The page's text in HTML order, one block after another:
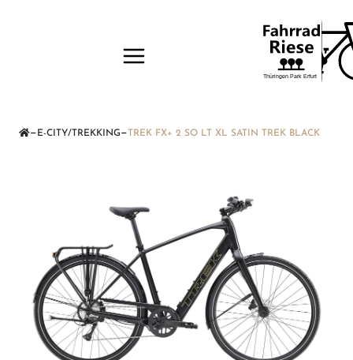
— E-CITY/TREKKING—TREK FX+ 2 SO LT XL SATIN TREK BLACK